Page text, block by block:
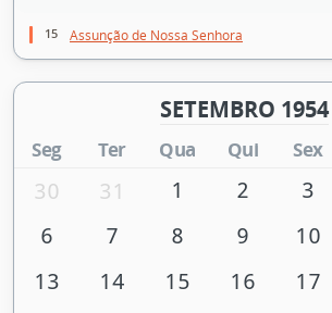
15 Assunção de Nossa Senhora
SETEMBRO 1954
Seg Ter Qua Qui Sex
30 31 1 2 3
6
7 8 9 10
13
14 15 16 17